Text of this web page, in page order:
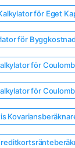
för Eget
för
för
för